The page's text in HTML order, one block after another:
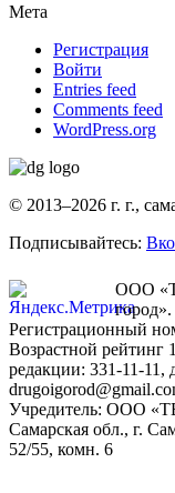
Мета
Регистрация
Войти
Entries feed
Comments feed
WordPress.org
© 2013–2026 г. г.,
Подписывайтесь:
ООО
Регистрационный
Возрастной рейтинг
редакции: 331-11-11,
Учредитель: ООО
Самарская обл., г.
52/55, комн. 6